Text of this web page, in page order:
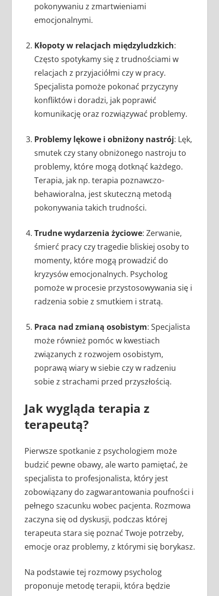
pokonywaniu z zmartwieniami
emocjonalnymi.
Kłopoty w relacjach międzyludzkich:
Często spotykamy się z trudnościami w
relacjach z przyjaciółmi czy w pracy.
Specjalista pomoże pokonać przyczyny
konfliktów i doradzi, jak poprawić
komunikację oraz rozwiązywać problemy.
Problemy lękowe i obniżony nastrój: Lęk,
smutek czy stany obniżonego nastroju to
problemy, które mogą dotknąć każdego.
Terapia, jak np. terapia poznawczo-
behawioralna, jest skuteczną metodą
pokonywania takich trudności.
Trudne wydarzenia życiowe: Zerwanie,
śmierć pracy czy tragedie bliskiej osoby to
momenty, które mogą prowadzić do
kryzysów emocjonalnych. Psycholog
pomoże w procesie przystosowywania się i
radzenia sobie z smutkiem i stratą.
Praca nad zmianą osobistym: Specjalista
może również pomóc w kwestiach
związanych z rozwojem osobistym,
poprawą wiary w siebie czy w radzeniu
sobie z strachami przed przyszłością.
Jak wygląda terapia z
terapeutą?
Pierwsze spotkanie z psychologiem może
budzić pewne obawy, ale warto pamiętać, że
specjalista to profesjonalista, który jest
zobowiązany do zagwarantowania poufności i
pełnego szacunku wobec pacjenta. Rozmowa
zaczyna się od dyskusji, podczas której
terapeuta stara się poznać Twoje potrzeby,
emocje oraz problemy, z którymi się borykasz.
Na podstawie tej rozmowy psycholog
proponuje metodę terapii, która będzie